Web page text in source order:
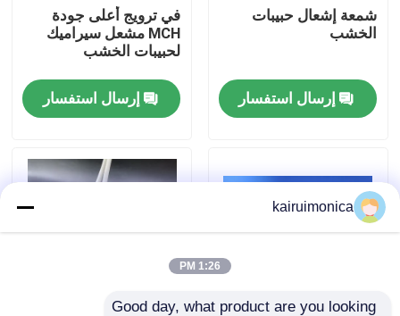
معلومات عنا
جولة في المعمل
اتصل بنا
اطلب اقتباس
شمعة إشعال حبيبات
الخشب
إرسال استفسار
في ترويج أعلى جودة
MCH مشعل سيراميك
لحبيبات الخشب
إرسال استفسار
kairuimonica
1:26 PM
Good day, what product are you looking